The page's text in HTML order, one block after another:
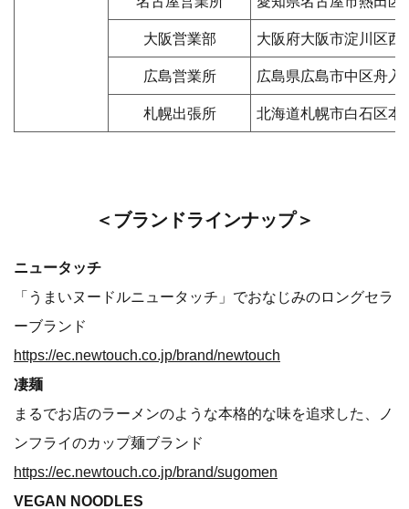
大阪営業部 大阪府大阪市淀川区
広島営業所 広島県広島市中区舟
札幌出張所 北海道札幌市白石区本
＜ブランドラインナップ＞
ニュータッチ
「うまいヌードルニュータッチ」でおなじみのロングセラ
ーブランド
https://ec.newtouch.co.jp/brand/newtouch
凄麺
まるでお店のラーメンのような本格的な味を追求した、ノ
ンフライのカップ麺ブランド
https://ec.newtouch.co.jp/brand/sugomen
VEGAN NOODLES